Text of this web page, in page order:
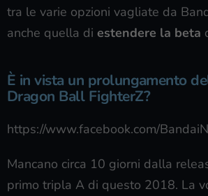
tra le varie opzioni vagliate da
anche quella di estendere la beta
È in vista un prolungamento
Dragon Ball FighterZ?
https://www.facebook.com/
Mancano circa 10 giorni dalla
primo tripla A di questo 2018. La